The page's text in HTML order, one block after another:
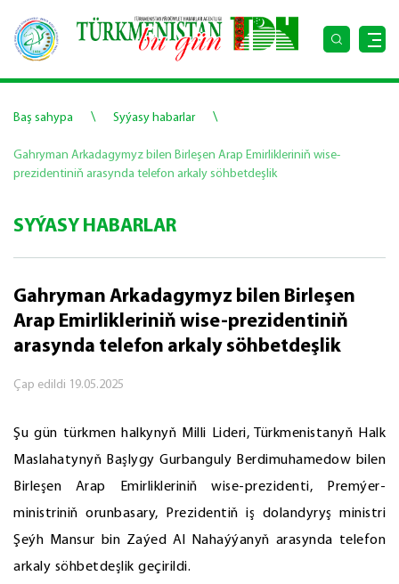
Baş sahypa \ Syýasy habarlar \
Gahryman Arkadagymyz bilen Birleşen Arap Emirlikleriniň wise-
prezidentiniň arasynda telefon arkaly söhbetdeşlik
SYÝASY HABARLAR
Gahryman Arkadagymyz bilen Birleşen
Arap Emirlikleriniň wise-prezidentiniň
arasynda telefon arkaly söhbetdeşlik
Çap edildi 19.05.2025
Şu gün türkmen halkynyň Milli Lideri, Türkmenistanyň Halk
Maslahatynyň Başlygy Gurbanguly Berdimuhamedow bilen
Birleşen Arap Emirlikleriniň wise-prezidenti, Premýer-
ministriniň orunbasary, Prezidentiň iş dolandyryş ministri
Şeýh Mansur bin Zaýed Al Nahaýýanyň arasynda telefon
arkaly söhbetdeşlik geçirildi.